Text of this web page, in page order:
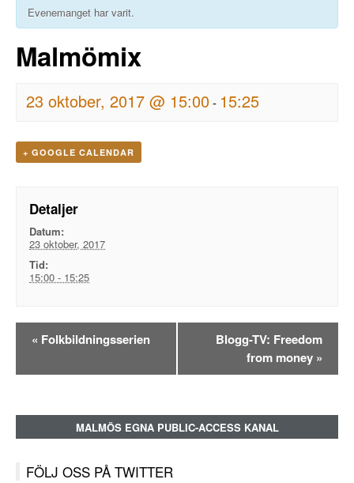
Evenemanget har varit.
Malmömix
23 oktober, 2017 @ 15:00- 15:25
+ GOOGLE CALENDAR
Detaljer
Datum:
23 oktober, 2017
Tid:
15:00 - 15:25
Evenemangsnavigation
« Folkbildningsserien
Blogg-TV: Freedom
from money »
MALMÖS EGNA PUBLIC-ACCESS KANAL
FÖLJ OSS PÅ TWITTER